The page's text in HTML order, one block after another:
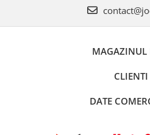
MAGAZINUL
CLIENTI
DATE